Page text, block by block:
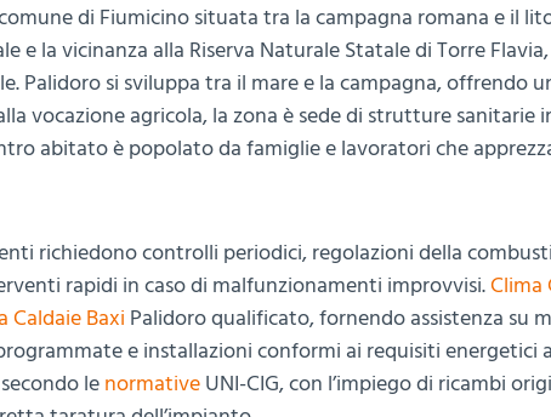
di Fiumicino situata tra la campagna romana e il
e la vicinanza alla Riserva Naturale Statale di Torre
Palidoro si sviluppa tra il mare e la campagna, offrendo
vocazione agricola, la zona è sede di strutture sanitarie
abitato è popolato da famiglie e lavoratori che
richiedono controlli periodici, regolazioni della
rapidi in caso di malfunzionamenti improvvisi.Clima
Caldaie Baxi Palidoro qualificato, fornendo assistenza su
e installazioni conformi ai requisiti
le normative UNI-CIG, con l’impiego di ricambi